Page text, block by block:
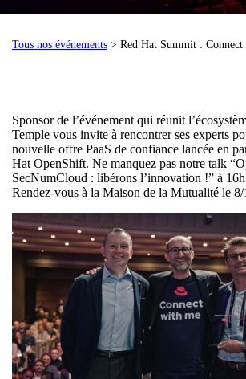
Tous nos événements > Red Hat Summit : Connect
Sponsor de l’événement qui réunit
Temple vous invite à rencontrer ses experts
nouvelle offre PaaS de confiance lancée en
Hat OpenShift. Ne manquez pas notre talk
SecNumCloud : libérons l’innovation !” à
Rendez-vous à la Maison de la Mutualité le